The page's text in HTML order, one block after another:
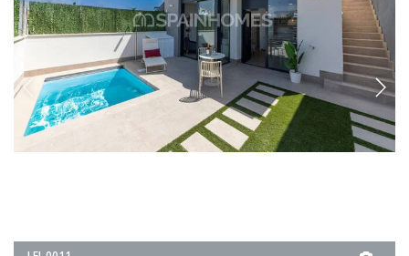
LEI-0011
weitläufige Landschaften mit eigenen Pools, Parkplätzen abseits der